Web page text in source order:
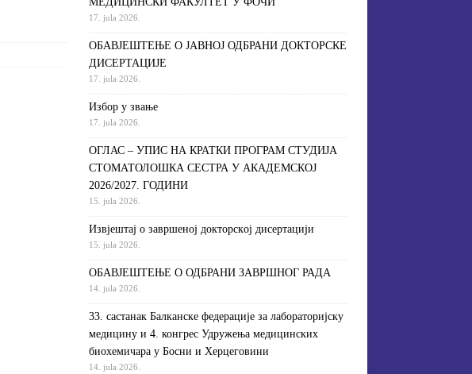
У
–
17. jula 2026.
ОБАВЈЕШТЕЊЕ О ЈАВНОЈ ОДБРАНИ ДОКТОРСКЕ
ДИСЕРТАЦИЈЕ
17. jula 2026.
Избор у звање
17. jula 2026.
ОГЛАС – УПИС НА КРАТКИ ПРОГРАМ СТУДИЈА
СТОМАТОЛОШКА СЕСТРА У АКАДЕМСКОЈ
2026/2027. ГОДИНИ
15. jula 2026.
Извjeштaj o зaвршeнoj дoктoрскoj дисeртaциjи
15. jula 2026.
ОБАВЈЕШТЕЊЕ О ОДБРАНИ ЗАВРШНОГ РАДА
14. jula 2026.
33. састанак Балканске федерације за лабораторијску
медицину и 4. конгрес Удружења медицинских
биохемичара у Босни и Херцеговини
14. jula 2026.